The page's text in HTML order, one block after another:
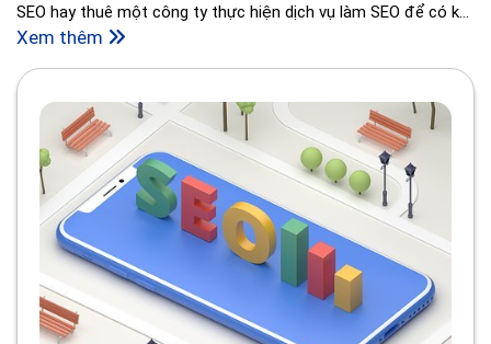
SEO hay thuê một công ty thực hiện dịch vụ làm SEO để có kết
quả tốt nhất.
Xem thêm